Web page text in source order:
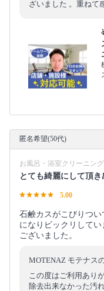
ざいました 。重ねて
匿名希望(50代)
お風呂・浴室クリーニン
とても綺麗にして頂き
5.00
石鹸カスがこびりつ
になりビックリして
ございました。
MOTENAZ モテナス
この度はご利用あり
除去出来なかった汚